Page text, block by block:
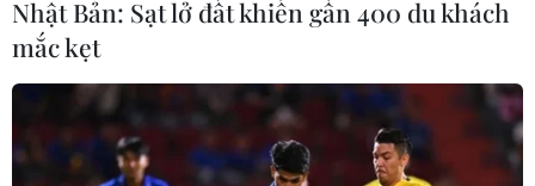
Hà Nội kiên quyết xử lý vi phạm tại
hồ Đồng Đò
08/08/2026 03:29
Nhật Bản: Sạt lở đất khiến gần 400 du khách
mắc kẹt